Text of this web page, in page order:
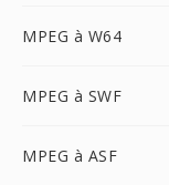
MPEG à W64
MPEG à SWF
MPEG à ASF